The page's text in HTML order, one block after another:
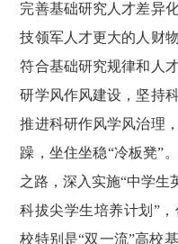
完善基础研究人才差异
技领军人才更大的人财
符合基础研究规律和人
研学风作风建设，坚持
推进科研作风学风治理
躁，坐住坐稳“冷板凳”
之路，深入实施“中学生
科拔尖学生培养计划”
校特别是“双一流”高校